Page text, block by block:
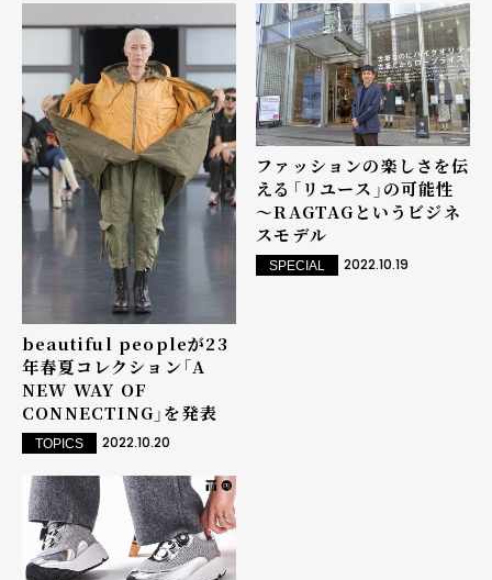
beautiful peopleが23
年春夏コレクション「A
NEW WAY OF
CONNECTING」を発表
TOPICS 2022.10.20
ファッションの楽しさを伝
える「リユース」の可能性
～RAGTAGというビジネ
スモデル
SPECIAL 2022.10.19